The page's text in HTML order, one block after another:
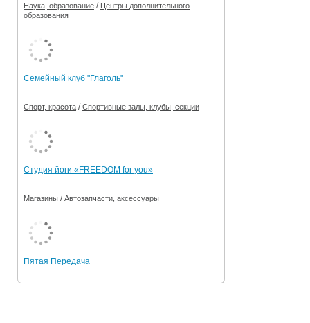
Наука, образование / Центры дополнительного
образования
Семейный клуб "Глаголь"
Спорт, красота /Спортивные залы, клубы, секции
Студия йоги «FREEDOM for you»
Магазины /Автозапчасти, аксессуары
Пятая Передача